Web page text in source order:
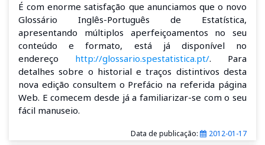
É com enorme satisfação que anunciamos que o novo
Glossário Inglês-Português de Estatística,
apresentando múltiplos aperfeiçoamentos no seu
conteúdo e formato, está já disponível no
endereço http://glossario.spestatistica.pt/. Para
detalhes sobre o historial e traços distintivos desta
nova edição consultem o Prefácio na referida página
Web. E comecem desde já a familiarizar-se com o seu
fácil manuseio.
Data de publicação: 2012-01-17